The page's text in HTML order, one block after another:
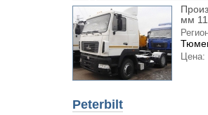
мм
Цена:
Peterbilt